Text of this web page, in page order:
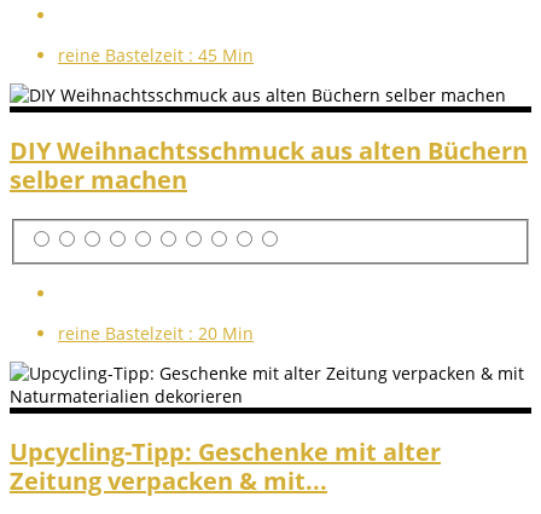
reine Bastelzeit : 45 Min
DIY Weihnachtsschmuck aus alten Büchern
selber machen
reine Bastelzeit : 20 Min
Upcycling-Tipp: Geschenke mit alter
Zeitung verpacken & mit...